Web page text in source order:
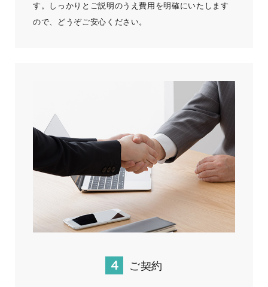
す。しっかりとご説明のうえ費用を明確にいたします
ので、どうぞご安心ください。
ご契約